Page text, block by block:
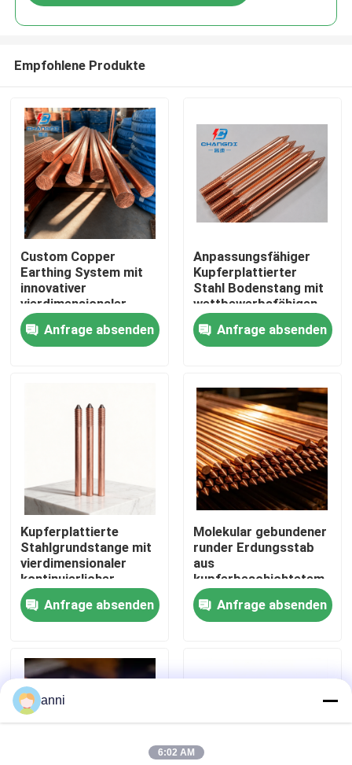
Startseite
Fabrik Tour
Qualitätskontrolle
Kontakt
Nachrichten
Alle Fälle
Empfohlene Produkte
Custom Copper
Earthing System mit
innovativer
vierdimensionaler
Elektroplattierung
Anfrage absenden
Anpassungsfähiger
Kupferplattierter
Stahl Bodenstang mit
wettbewerbsfähigen
Preisen
Anfrage absenden
Kupferplattierte
Stahlgrundstange mit
vierdimensionaler
kontinuierlicher
Elektroplattierung
Anfrage absenden
Molekular gebundener
runder Erdungsstab
aus
kupferbeschichtetem
Stahl
Anfrage absenden
anni
6:02 AM